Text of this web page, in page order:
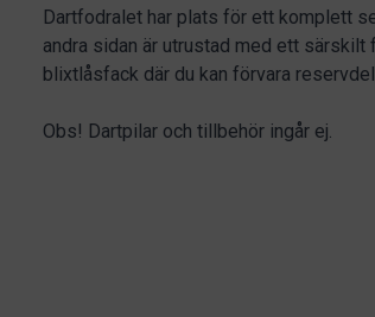
Dartfodralet har plats för ett komplett
andra sidan är utrustad med ett
blixtlåsfack där du kan förvara
Obs! Dartpilar och tillbehör ingår ej.